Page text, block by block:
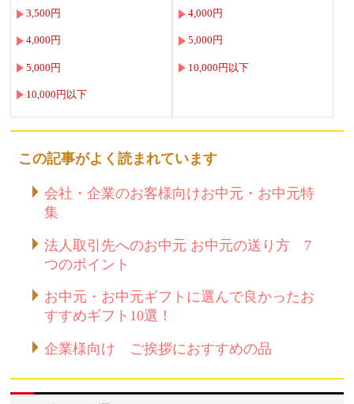
3,500円
4,000円
5,000円
10,000円以下
4,000円
5,000円
10,000円以下
この記事がよく読まれています
会社・企業のお客様向けお中元・お中元特
集
法人取引先へのお中元 お中元の送り方 7
つのポイント
お中元・お中元ギフトに選んで良かったお
すすめギフト10選！
企業様向け ご挨拶におすすめの品